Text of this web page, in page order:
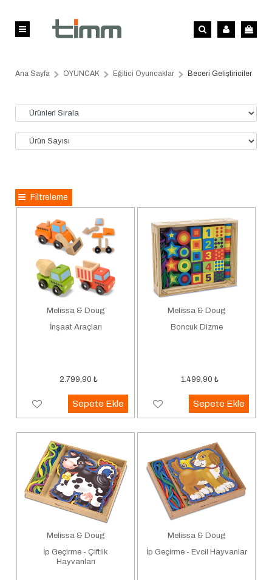
Ana Sayfa OYUNCAK Eğitici Oyuncaklar Beceri Geliştiriciler
Filtreleme
Melissa & Doug
İnşaat Araçları
2.799,90 ₺
Sepete Ekle
Melissa & Doug
Boncuk Dizme
1.499,90 ₺
Sepete Ekle
Melissa & Doug
İp Geçirme - Çiftlik
Hayvanları
Melissa & Doug
İp Geçirme - Evcil Hayvanlar